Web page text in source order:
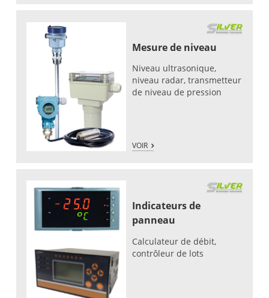
Mesure de niveau
Niveau ultrasonique,
niveau radar, transmetteur
de niveau de pression
VOIR
Indicateurs de
panneau
Calculateur de débit,
contrôleur de lots